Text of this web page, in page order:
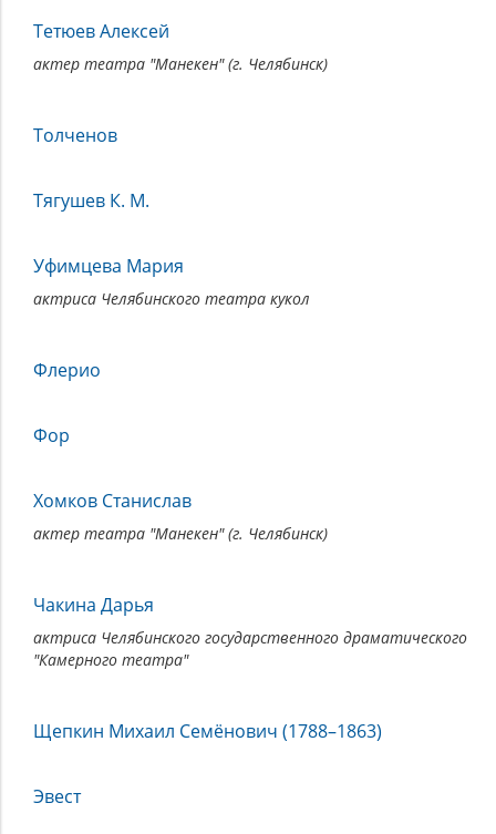
Тетюев Алексей
актер театра "Манекен" (г. Челябинск)
Толченов
Тягушев К. М.
Уфимцева Мария
актриса Челябинского театра кукол
Флерио
Фор
Хомков Станислав
актер театра "Манекен" (г. Челябинск)
Чакина Дарья
актриса Челябинского государственного драматического
"Камерного театра"
Щепкин Михаил Семёнович (1788–1863)
Эвест